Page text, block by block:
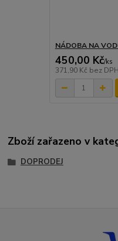
NÁDOBA NA
450,00 Kč/ks
371,90 Kč bez DPH
Zboží zařazeno v
DOPRODEJ